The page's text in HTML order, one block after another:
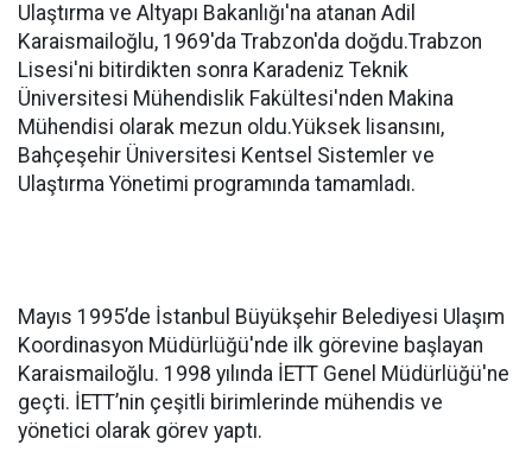
Ulaştırma ve Altyapı Bakanlığı'na atanan Adil
Karaismailoğlu, 1969'da Trabzon'da doğdu.Trabzon
Lisesi'ni bitirdikten sonra Karadeniz Teknik
Üniversitesi Mühendislik Fakültesi'nden Makina
Mühendisi olarak mezun oldu.Yüksek lisansını,
Bahçeşehir Üniversitesi Kentsel Sistemler ve
Ulaştırma Yönetimi programında tamamladı.
Mayıs 1995’de İstanbul Büyükşehir Belediyesi Ulaşım
Koordinasyon Müdürlüğü'nde ilk görevine başlayan
Karaismailoğlu. 1998 yılında İETT Genel Müdürlüğü'ne
geçti. İETT’nin çeşitli birimlerinde mühendis ve
yönetici olarak görev yaptı.